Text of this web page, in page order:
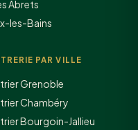
Abrets
les-Bains
PAR VILLE
Grenoble
Chambéry
Bourgoin-Jallieu